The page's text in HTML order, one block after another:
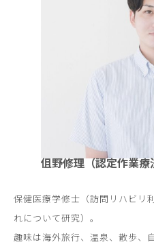
伹野修理（認定作業療
保健医療学修士（訪問リハビリ
れについて研究）。
趣味は海外旅行、温泉、散歩、